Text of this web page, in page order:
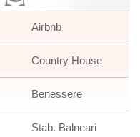
Airbnb
Country House
Benessere
Stab. Balneari